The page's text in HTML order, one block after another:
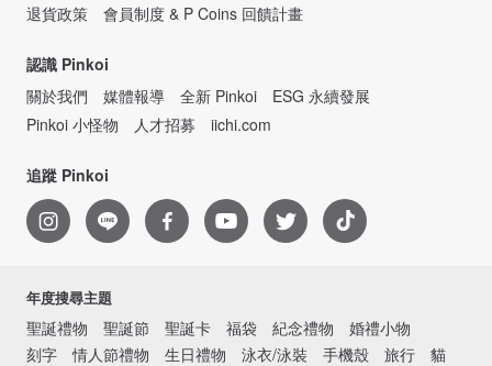
退貨政策
會員制度 & P Coins 回饋計畫
認識 Pinkoi
關於我們
媒體報導 全新 Pinkoi
ESG 永續發展
Pinkoi 小怪物
人才招募 iichi.com
追蹤 Pinkoi
年度搜尋主題
聖誕禮物 聖誕節 聖誕卡 福袋 紀念禮物
婚禮小物
刻字
情人節禮物 生日禮物 泳衣/泳裝 手機殼 旅行
貓